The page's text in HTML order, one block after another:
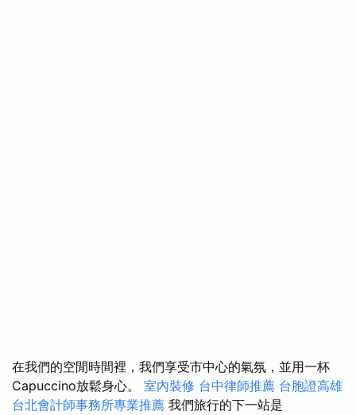
在我們的空閒時間裡，我們享受市中心的氣氛，並用一杯
Capuccino放鬆身心。 室內裝修 台中律師推薦 台胞證高雄
台北會計師事務所專業推薦 我們旅行的下一站是